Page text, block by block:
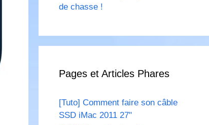
de chasse !
Pages et Articles Phares
[Tuto] Comment faire son câble
SSD iMac 2011 27"